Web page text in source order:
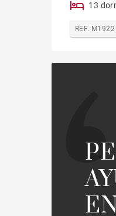
13
REF. M1922